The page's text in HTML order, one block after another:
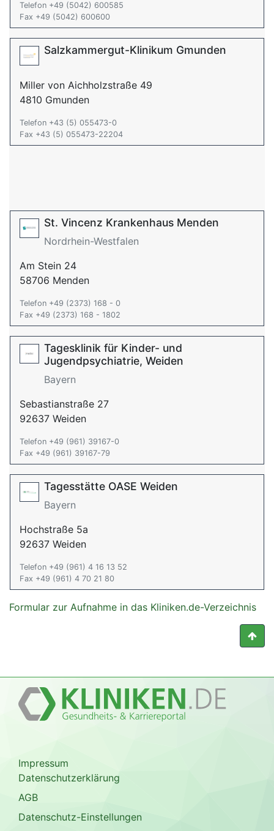
Telefon +49 (5042) 600585
Fax +49 (5042) 600600
Salzkammergut-Klinikum Gmunden
Miller von Aichholzstraße 49
4810 Gmunden
Telefon +43 (5) 055473-0
Fax +43 (5) 055473-22204
St. Vincenz Krankenhaus Menden
Nordrhein-Westfalen
Am Stein 24
58706 Menden
Telefon +49 (2373) 168 - 0
Fax +49 (2373) 168 - 1802
Tagesklinik für Kinder- und
Jugendpsychiatrie, Weiden
Bayern
Sebastianstraße 27
92637 Weiden
Telefon +49 (961) 39167-0
Fax +49 (961) 39167-79
Tagesstätte OASE Weiden
Bayern
Hochstraße 5a
92637 Weiden
Telefon +49 (961) 4 16 13 52
Fax +49 (961) 4 70 21 80
Formular zur Aufnahme in das Kliniken.de-Verzeichnis
Impressum
Datenschutzerklärung
AGB
Datenschutz-Einstellungen